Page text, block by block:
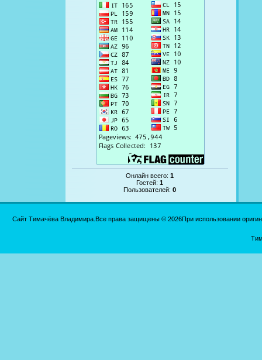
Онлайн всего:1
Гостей:1
Пользователей:0
Сайт Тимачёва Владимира.Все права защищены © 2026При использовании